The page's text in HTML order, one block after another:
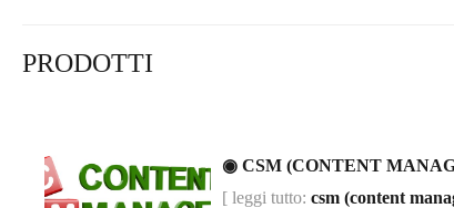
PRODOTTI
◉ CSM (CONTENT
[ leggi tutto: csm (content